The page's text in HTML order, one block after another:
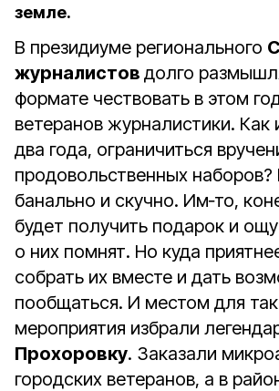
земле.
В президиуме регионального
журналистов долго
формате чествовать в этом
ветеранов журналистики.
два года, ограничиться
продовольственных наборов?
банально и скучно. Им‑то,
будет получить подарок и
о них помнят. Но куда
собрать их вместе и дать
пообщаться. И местом для
мероприятия избрали
Прохоровку. Заказали
городских ветеранов, а в